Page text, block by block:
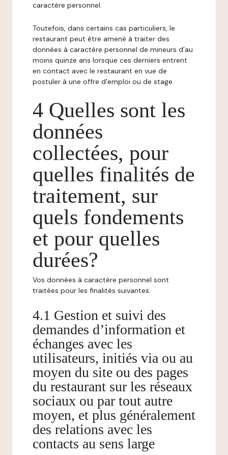
caractère personnel.
Toutefois, dans certains cas particuliers, le
restaurant peut être amené à traiter des
données à caractère personnel de mineurs d’au
moins quinze ans lorsque ces derniers entrent
en contact avec le restaurant en vue de
postuler à une offre d’emploi ou de stage.
4 Quelles sont les
données
collectées, pour
quelles finalités de
traitement, sur
quels fondements
et pour quelles
durées?
Vos données à caractère personnel sont
traitées pour les finalités suivantes:
4.1 Gestion et suivi des
demandes d’information et
échanges avec les
utilisateurs, initiés via ou au
moyen du site ou des pages
du restaurant sur les réseaux
sociaux ou par tout autre
moyen, et plus généralement
des relations avec les
contacts au sens large